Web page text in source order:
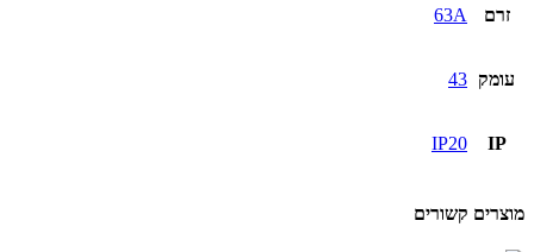
זרם 63A
עומק 43
IP
IP20
מוצרים קשורים